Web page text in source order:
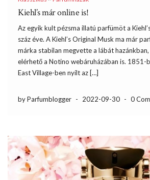
Kiehl’s már online is!
Az egyik kult pézsma illatú parfümöt a
száz éve. A Kiehl’s Original Musk ma már
márka stabilan megvette a lábát
elérhető a Notino webáruházában is. 1851-
East Village-ben nyílt az […]
by Parfumblogger - 2022-09-30 - 0